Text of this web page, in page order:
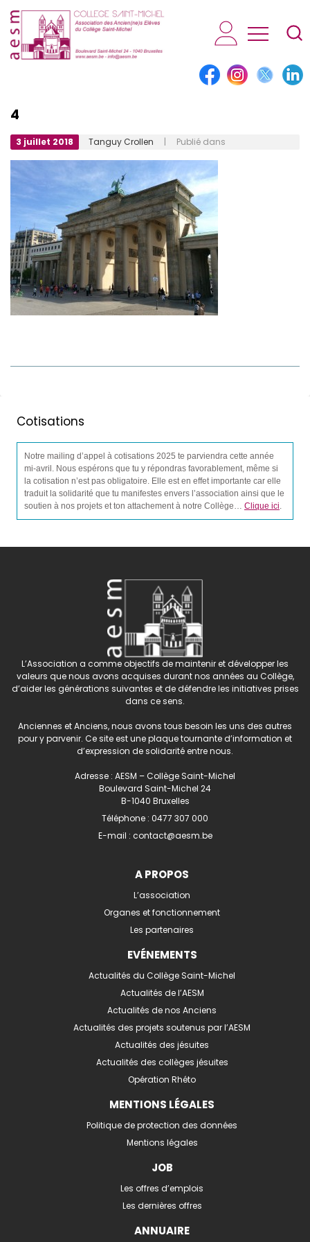
AESM...
4
3 juillet 2018 Tanguy Crollen | Publié dans
Cotisations
Notre mailing d’appel à cotisations 2025 te parviendra cette année
mi-avril. Nous espérons que tu y répondras favorablement, même si
la cotisation n’est pas obligatoire. Elle est en effet importante car elle
traduit la solidarité que tu manifestes envers l’association ainsi que le
soutien à nos projets et ton attachement à notre Collège… Clique ici.
L’Association a comme objectifs de maintenir et développer les
valeurs que nous avons acquises durant nos années au Collège,
d’aider les générations suivantes et de défendre les initiatives prises
dans ce sens.
Anciennes et Anciens, nous avons tous besoin les uns des autres
pour y parvenir. Ce site est une plaque tournante d’information et
d’expression de solidarité entre nous.
Adresse : AESM – Collège Saint-Michel
Boulevard Saint-Michel 24
B-1040 Bruxelles
Téléphone : 0477 307 000
E-mail : contact@aesm.be
A PROPOS
L’association
Organes et fonctionnement
Les partenaires
EVÉNEMENTS
Actualités du Collège Saint-Michel
Actualités de l’AESM
Actualités de nos Anciens
Actualités des projets soutenus par l’AESM
Actualités des jésuites
Actualités des collèges jésuites
Opération Rhéto
MENTIONS LÉGALES
Politique de protection des données
Mentions légales
JOB
Les offres d’emplois
Les dernières offres
ANNUAIRE